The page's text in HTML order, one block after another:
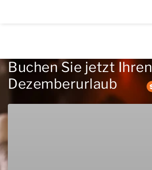
Buchen Sie jetzt Ihren
Dezemberurlaub